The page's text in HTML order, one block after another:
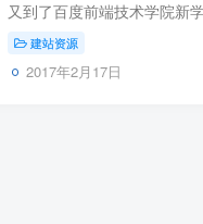
建站资源
2017年2月17日